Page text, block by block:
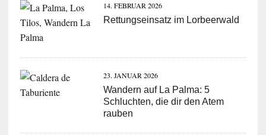
14. FEBRUAR 2026
Rettungseinsatz im Lorbeerwald
23. JANUAR 2026
Wandern auf La Palma: 5
Schluchten, die dir den Atem
rauben